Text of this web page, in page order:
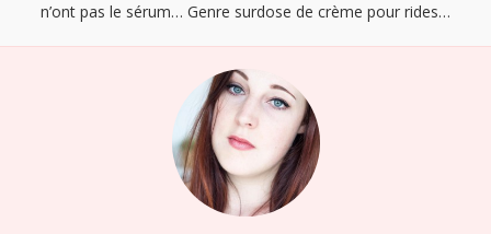
n’ont pas le sérum… Genre surdose de crème pour rides…